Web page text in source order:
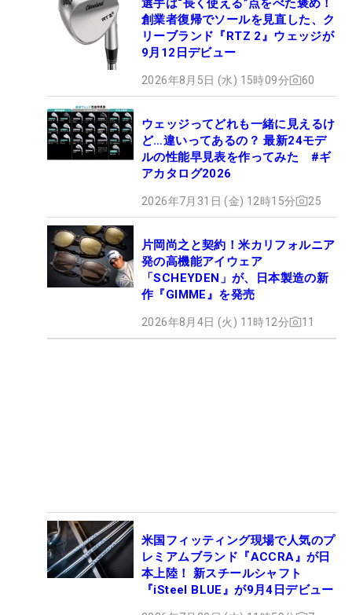
創業者復帰でソールを見直した、ク
リーブランド『RTZ 2』ウェッジが
9月12日デビュー
2026年8月5日 (水) 15時09分 60
ウェッジってどれも一緒に見えるけ
ど…違いってあるの？ 最新24モデ
ルの性能早見表を作ってみた #ギ
アカタログ2026
2026年7月31日 (金) 12時15分 25
片岡尚之と契約！米カリフォルニア
発の高機能アイウェア
「SCHEYDEN」が、日本製造の新
作『GIMME』を発売
2026年8月4日 (火) 11時12分 11
米国フィッティング現場で人気のプ
レミアムブランド『ACCRA』が日
本上陸！ 新スチールシャフト
『iSteel BLUE』が9月4日デビュー